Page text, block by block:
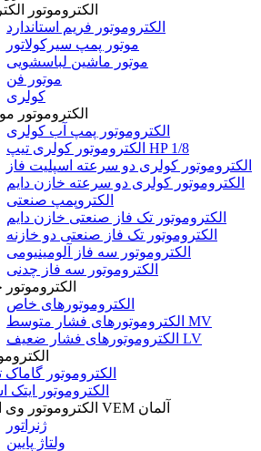
الکتروموتور
الکتروموتور فریم استاندارد
موتور پمپ سیرکولاتور
موتور ماشین لباسشویی
موتور فن
کولری
الکتروموتور
الکتروموتور پمپ آب کولری
الکتروموتور کولری تیپ HP 1/8
الکتروموتور کولری دو سرعته اسپلیت فاز
الکتروموتور کولری دو سرعته خازن دایم
الکتروپمپ صنعتی
الکتروموتور تک فاز صنعتی خازن دایم
الکتروموتور تک فاز صنعتی دو خازنه
الکتروموتور سه فاز آلومینیومی
الکتروموتور سه فاز چدنی
الکتروموتورهای خاص
الکتروموتورهای فشار متوسط MV
الکتروموتورهای فشار ضعیف LV
الکتروموتور گاماک
الکتروموتور ایتک
الکتروموتور وی ای ام VEM آلمان
ژنراتور
ولتاژ پایین